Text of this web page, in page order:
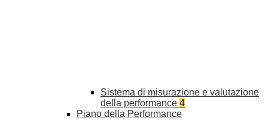
Sistema di misurazione e valutazione
della performance 4
Piano della Performance